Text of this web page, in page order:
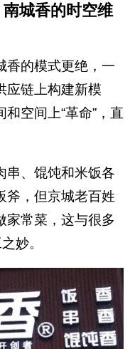
城香的时空维
香的模式更绝，一
应链上构建新模
空间上“革命”，直
串、馄饨和米饭各
斧，但京城老百姓
家常菜，这与很多
妙。